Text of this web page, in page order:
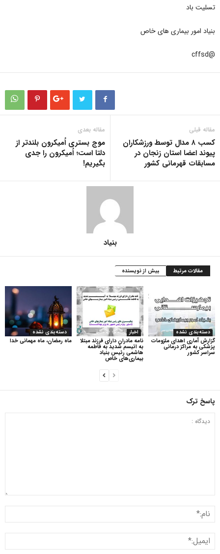
تسلیت باد
بنیاد امور بیماری های خاص
@cffsd
مقاله قبلی
کسب ۸ مدال توسط ورزشکاران
پیوند اعضا استان زنجان در
مسابقات قهرمانی کشور
مقاله بعدی
موج بستری اُمیکرون بلندتر از
دلتا است؛ اُمیکرون را جدی
بگیریم!
بنیاد
مقالات مرتبط بیش از نویسنده
دسته‌بندی نشده
ماه رمضان، ماه مهمانی خدا
اخبار
نامه مادران دارای فرزند مبتلا
به اتیسم شدید به فاطمه
هاشمی رئیس بنیاد
بیماری‌های خاص
دسته‌بندی نشده
گزارش آماری اهدای ملزومات
پزشکی به مراکز درمانی
سراسر کشور
پاسخ ترک